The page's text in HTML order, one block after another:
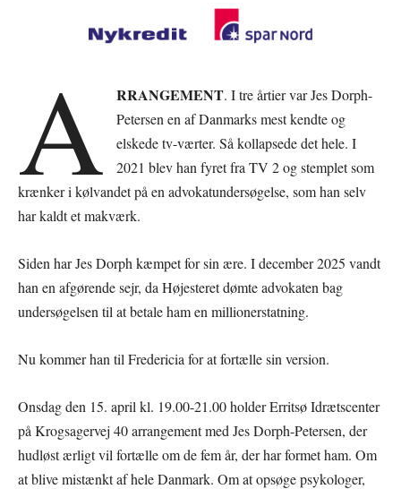
A RRANGEMENT. I tre årtier var Jes Dorph-
Petersen en af Danmarks mest kendte og
elskede tv-værter. Så kollapsede det hele. I
2021 blev han fyret fra TV 2 og stemplet som
krænker i kølvandet på en advokatundersøgelse, som han selv
har kaldt et makværk.
Siden har Jes Dorph kæmpet for sin ære. I december 2025 vandt
han en afgørende sejr, da Højesteret dømte advokaten bag
undersøgelsen til at betale ham en millionerstatning.
Nu kommer han til Fredericia for at fortælle sin version.
Onsdag den 15. april kl. 19.00-21.00 holder Erritsø Idrætscenter
på Krogsagervej 40 arrangement med Jes Dorph-Petersen, der
hudløst ærligt vil fortælle om de fem år, der har formet ham. Om
at blive mistænkt af hele Danmark. Om at opsøge psykologer,